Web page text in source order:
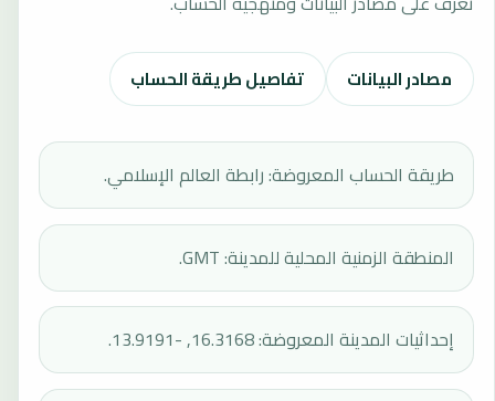
مصادر البيانات تفاصيل طريقة الحساب
طريقة الحساب المعروضة: رابطة العالم الإسلامي.
المنطقة الزمنية المحلية للمدينة: GMT.
إحداثيات المدينة المعروضة: 16.3168, -13.9191.